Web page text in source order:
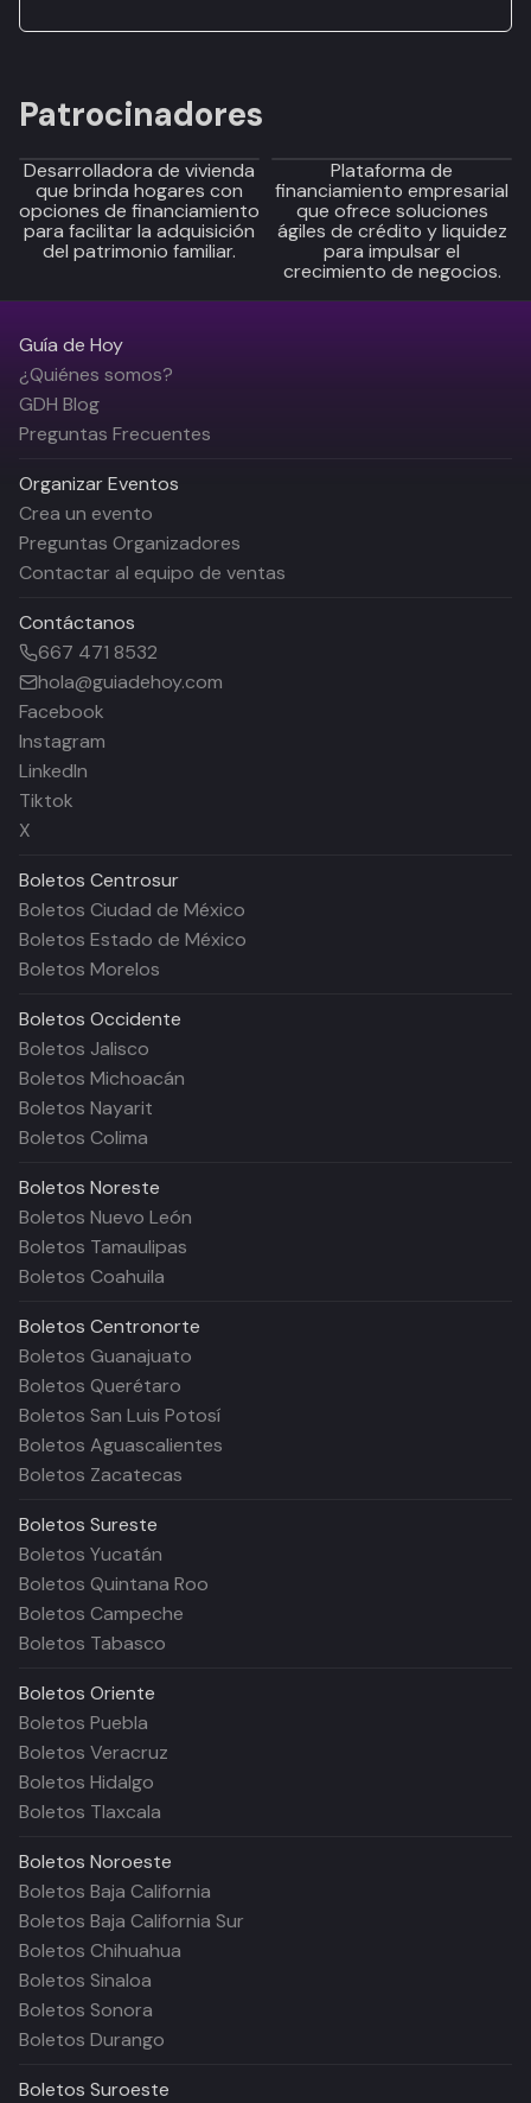
Patrocinadores
Desarrolladora de vivienda
que brinda hogares con
opciones de financiamiento
para facilitar la adquisición
del patrimonio familiar.
Plataforma de
financiamiento empresarial
que ofrece soluciones
ágiles de crédito y liquidez
para impulsar el
crecimiento de negocios.
Guía de Hoy
¿Quiénes somos?
GDH Blog
Preguntas Frecuentes
Organizar Eventos
Crea un evento
Preguntas Organizadores
Contactar al equipo de ventas
Contáctanos
667 471 8532
hola@guiadehoy.com
Facebook
Instagram
LinkedIn
Tiktok
X
Boletos Centrosur
Boletos Ciudad de México
Boletos Estado de México
Boletos Morelos
Boletos Occidente
Boletos Jalisco
Boletos Michoacán
Boletos Nayarit
Boletos Colima
Boletos Noreste
Boletos Nuevo León
Boletos Tamaulipas
Boletos Coahuila
Boletos Centronorte
Boletos Guanajuato
Boletos Querétaro
Boletos San Luis Potosí
Boletos Aguascalientes
Boletos Zacatecas
Boletos Sureste
Boletos Yucatán
Boletos Quintana Roo
Boletos Campeche
Boletos Tabasco
Boletos Oriente
Boletos Puebla
Boletos Veracruz
Boletos Hidalgo
Boletos Tlaxcala
Boletos Noroeste
Boletos Baja California
Boletos Baja California Sur
Boletos Chihuahua
Boletos Sinaloa
Boletos Sonora
Boletos Durango
Boletos Suroeste